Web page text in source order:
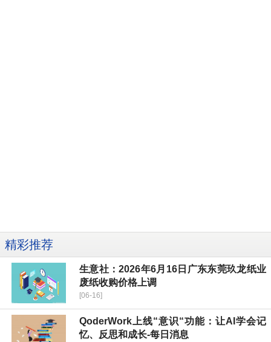
精彩推荐
生意社：2026年6月16日广东东莞玖龙纸业
废纸收购价格上调
[06-16]
QoderWork上线“意识“功能：让AI学会记
忆、反思和成长-每日消息